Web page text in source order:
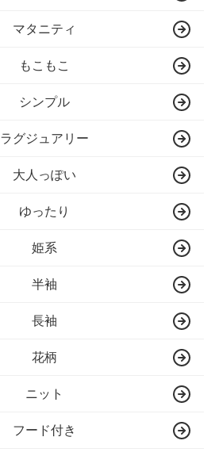
マタニティ
もこもこ
シンプル
ラグジュアリー
大人っぽい
ゆったり
姫系
半袖
長袖
花柄
ニット
フード付き